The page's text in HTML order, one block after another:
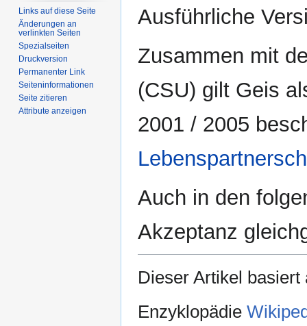
Ausführliche
Zusammen mit
(CSU) gilt Geis
2001 / 2005
Auch in den
Akzeptanz
Dieser Artikel
Enzyklopädie
Links auf diese Seite
Änderungen an
verlinkten Seiten
Spezialseiten
Druckversion
Permanenter Link
Seiten­­informationen
Seite zitieren
Attribute anzeigen